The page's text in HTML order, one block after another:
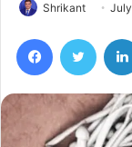
Shrikant